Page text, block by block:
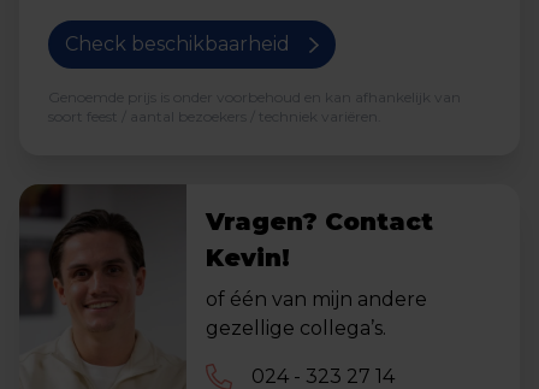
Check beschikbaarheid
Genoemde prijs is onder voorbehoud en kan afhankelijk van
soort feest / aantal bezoekers / techniek variëren.
Vragen? Contact
Kevin!
of één van mijn andere
gezellige collega’s.
024 - 323 27 14